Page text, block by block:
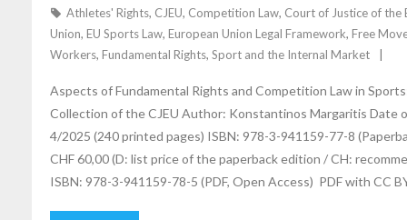
Athletes' Rights, CJEU, Competition Law, Court of Justice of the
Union, EU Sports Law, European Union Legal Framework, Free
Workers, Fundamental Rights, Sport and the Internal Market
Aspects of Fundamental Rights and Competition Law in
Collection of the CJEU Author: Konstantinos Margaritis Date
4/2025 (240 printed pages) ISBN: 978-3-941159-77-8
CHF 60,00 (D: list price of the paperback edition / CH:
ISBN: 978-3-941159-78-5 (PDF, Open Access) PDF with CC